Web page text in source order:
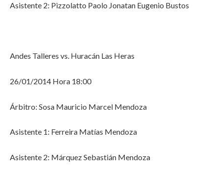
Asistente 2: Pizzolatto Paolo Jonatan Eugenio Bustos
Andes Talleres vs. Huracán Las Heras
26/01/2014 Hora 18:00
Árbitro: Sosa Mauricio Marcel Mendoza
Asistente 1: Ferreira Matías Mendoza
Asistente 2: Márquez Sebastián Mendoza